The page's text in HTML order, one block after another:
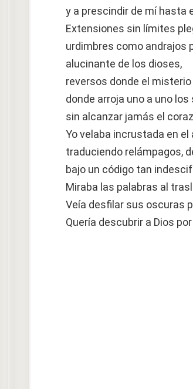
y a prescindir de mí hasta
Extensiones sin límites
urdimbres como andrajos
alucinante de los dioses,
reversos donde el
donde arroja uno a uno
sin alcanzar jamás el
Yo velaba incrustada en
traduciendo relámpagos,
bajo un código tan
Miraba las palabras al
Veía desfilar sus oscuras
Quería descubrir a Dios